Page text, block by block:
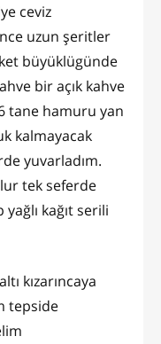
ceviz
uzun şeritler
büyüklügünde
bir açık kahve
tane hamuru yan
kalmayacak
yuvarladım.
tek seferde
kağıt serili
kızarıncaya
tepside